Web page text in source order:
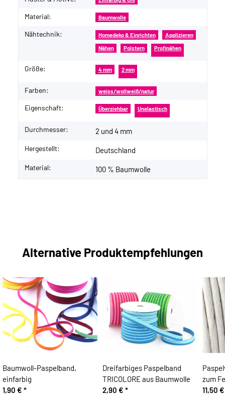
Material: Baumwolle
Nähtechnik: Homedeko & Einrichten Applizieren
Nähen Polstern Profinähen
Größe: 4 mm 2 mm
Farben: weiss/wollweiß/natur
Eigenschaft: Überziehbar Unelastisch
Durchmesser: 2 und 4 mm
Hergestellt: Deutschland
Material: 100 % Baumwolle
Alternative Produktempfehlungen
Baumwoll-Paspelband,
einfarbig
1,90 € *
Dreifarbiges Paspelband
TRICOLORE aus Baumwolle
2,90 € *
zum
11,50